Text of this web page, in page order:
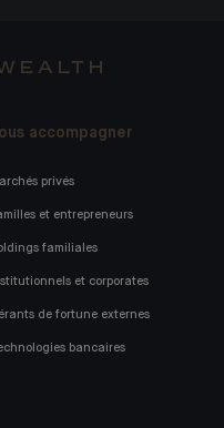
accompagner
privés
et entrepreneurs
familiales
et corporates
de fortune externes
bancaires